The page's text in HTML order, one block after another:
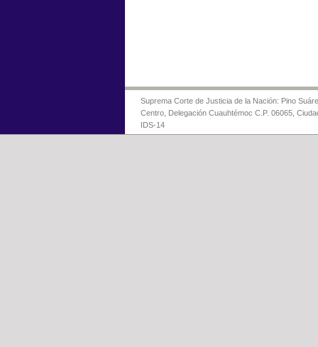
Suprema Corte de Justicia de la Nación: Pino
Centro, Delegación Cuauhtémoc C.P. 06065,
IDS-14